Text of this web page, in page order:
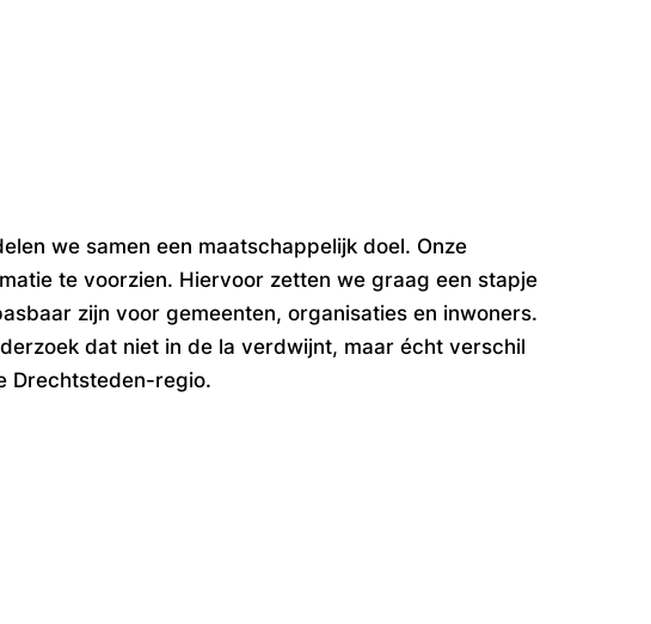
we samen een maatschappelijk doel. Onze
te voorzien. Hiervoor zetten we graag een stapje
zijn voor gemeenten, organisaties en inwoners.
dat niet in de la verdwijnt, maar écht verschil
Drechtsteden-regio.